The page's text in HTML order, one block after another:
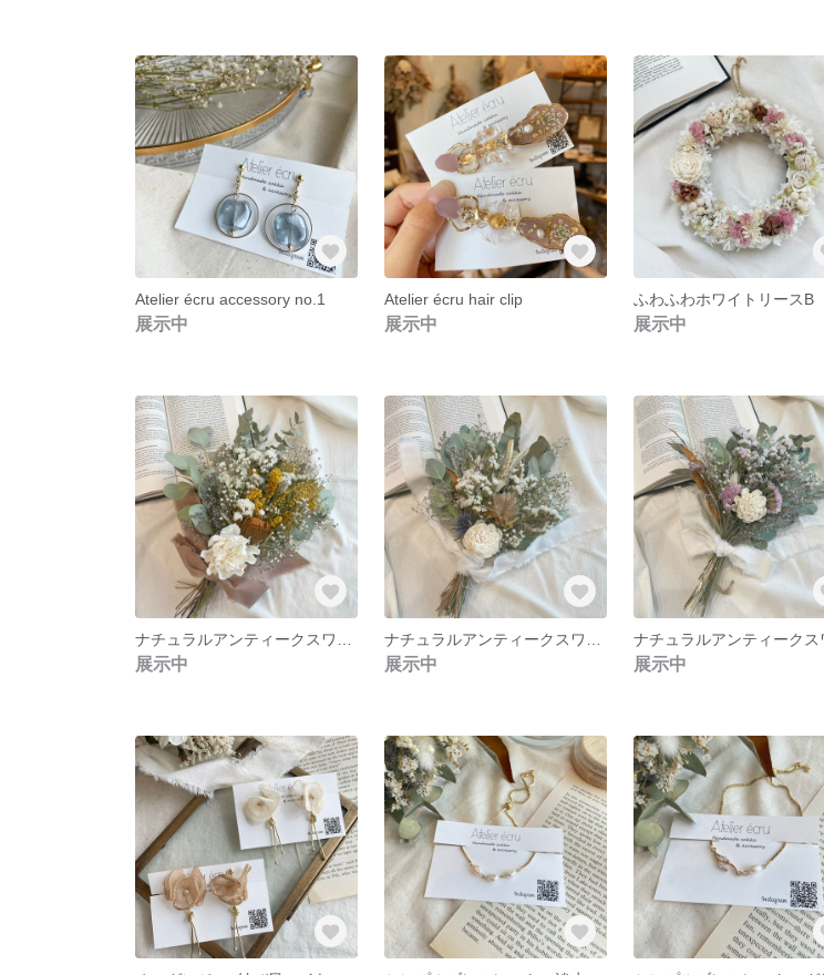
Atelier écru accessory no.1
展示中
Atelier écru hair clip
展示中
ふわふわホワイトリースB
展示中
展示中 展示中 展示中